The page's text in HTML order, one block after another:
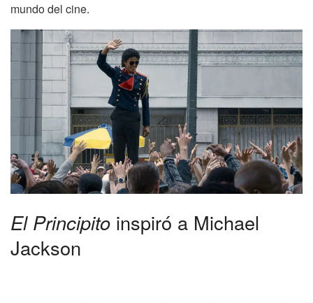
mundo del cine.
El Principito inspiró a Michael
Jackson